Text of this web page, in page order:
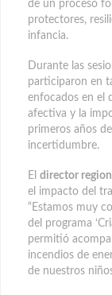
de un proceso
protectores,
infancia.
Durante las
participaron en
enfocados en el
afectiva y la
primeros años
incertidumbre.
El director
el impacto del
“Estamos muy
del programa
permitió
incendios de
de nuestros